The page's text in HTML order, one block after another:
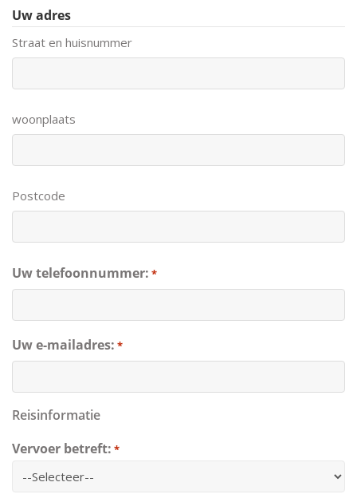
Uw adres
Straat en huisnummer
woonplaats
Postcode
Uw telefoonnummer: *
Uw e-mailadres: *
Reisinformatie
Vervoer betreft: *